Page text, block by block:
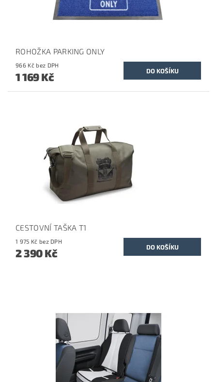
ROHOŽKA PARKING ONLY
966 Kč bez DPH
1 169 Kč
CESTOVNÍ TAŠKA T1
1 975 Kč bez DPH
2 390 Kč